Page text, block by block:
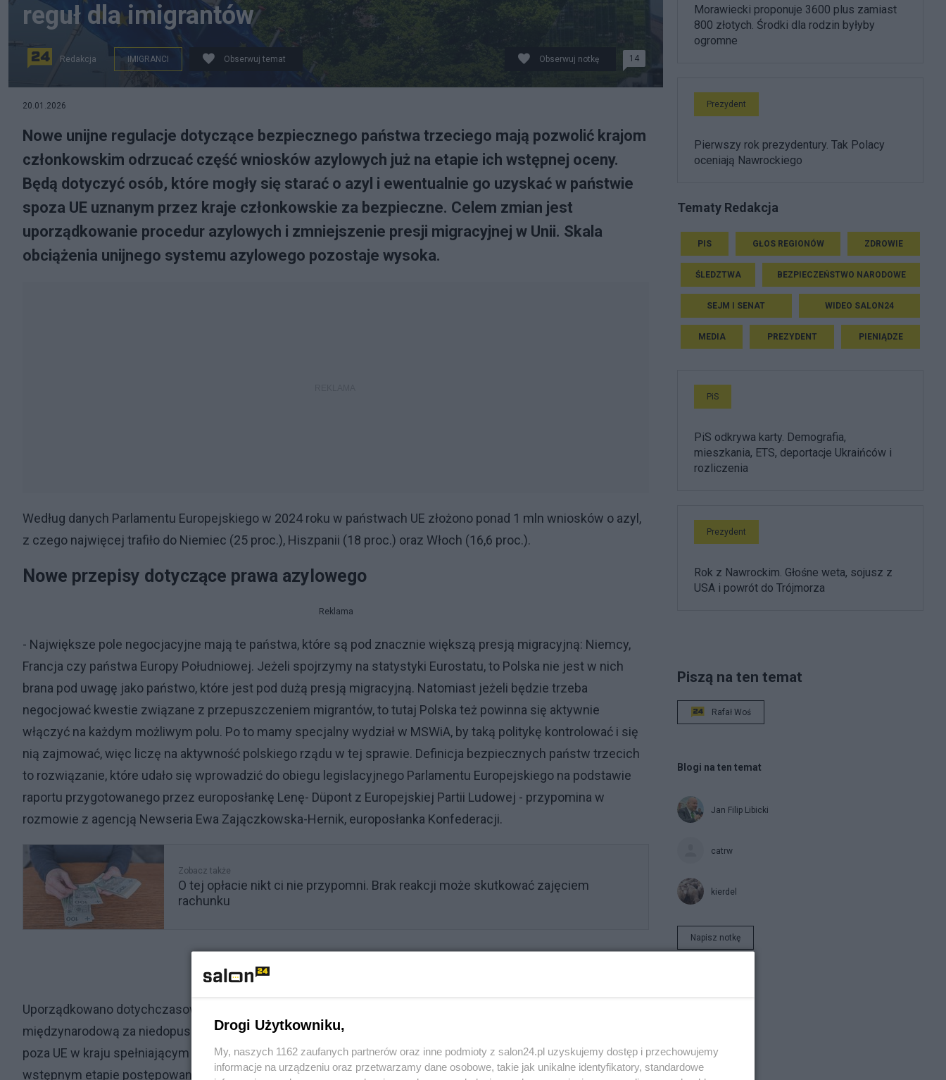
reguł dla imigrantów
Redakcja IMIGRANCI Obserwuj temat Obserwuj notkę 14
20.01.2026
Nowe unijne regulacje dotyczące bezpiecznego państwa trzeciego mają pozwolić krajom
członkowskim odrzucać część wniosków azylowych już na etapie ich wstępnej oceny.
Będą dotyczyć osób, które mogły się starać o azyl i ewentualnie go uzyskać w państwie
spoza UE uznanym przez kraje członkowskie za bezpieczne. Celem zmian jest
uporządkowanie procedur azylowych i zmniejszenie presji migracyjnej w Unii. Skala
obciążenia unijnego systemu azylowego pozostaje wysoka.
Według danych Parlamentu Europejskiego w 2024 roku w państwach UE złożono ponad 1 mln wniosków o azyl,
z czego najwięcej trafiło do Niemiec (25 proc.), Hiszpanii (18 proc.) oraz Włoch (16,6 proc.).
Nowe przepisy dotyczące prawa azylowego
Reklama
- Największe pole negocjacyjne mają te państwa, które są pod znacznie większą presją migracyjną: Niemcy,
Francja czy państwa Europy Południowej. Jeżeli spojrzymy na statystyki Eurostatu, to Polska nie jest w nich
brana pod uwagę jako państwo, które jest pod dużą presją migracyjną. Natomiast jeżeli będzie trzeba
negocjować kwestie związane z przepuszczeniem migrantów, to tutaj Polska też powinna się aktywnie
włączyć na każdym możliwym polu. Po to mamy specjalny wydział w MSWiA, by taką politykę kontrolować i się
nią zajmować, więc liczę na aktywność polskiego rządu w tej sprawie. Definicja bezpiecznych państw trzecich
to rozwiązanie, które udało się wprowadzić do obiegu legislacyjnego Parlamentu Europejskiego na podstawie
raportu przygotowanego przez europosłankę Lenę- Düpont z Europejskiej Partii Ludowej - przypomina w
rozmowie z agencją Newseria Ewa Zajączkowska-Hernik, europosłanka Konfederacji.
Zobacz także
O tej opłacie nikt ci nie przypomni. Brak reakcji może skutkować zajęciem
rachunku
Uporządkowano dotychczasowe przepisy i wzmacniają możliwość uznania wniosku o ochronę
międzynarodową za niedopuszczalny, jeżeli osoba ubiegająca się o azyl mogła uzyskać skuteczną ochronę
poza UE w kraju spełniającym kryteria bezpieczeństwa. Część wniosków będzie mogła być odrzucana już na
wstępnym etapie postępowania bez konieczności prowadzenia pełnej procedury azylowej na terytorium Unii.
Morawiecki proponuje 3600 plus zamiast
800 złotych. Środki dla rodzin byłyby
ogromne
Prezydent
Pierwszy rok prezydentury. Tak Polacy
oceniają Nawrockiego
Tematy Redakcja
PIS GŁOS REGIONÓW ZDROWIE
ŚLEDZTWA BEZPIECZEŃSTWO NARODOWE
SEJM I SENAT WIDEO SALON24
MEDIA PREZYDENT PIENIĄDZE
PiS
PiS odkrywa karty. Demografia,
mieszkania, ETS, deportacje Ukraińców i
rozliczenia
Prezydent
Rok z Nawrockim. Głośne weta, sojusz z
USA i powrót do Trójmorza
Piszą na ten temat
Rafał Woś
Blogi na ten temat
Jan Filip Libicki
catrw
kierdel
Napisz notkę
Drogi Użytkowniku,
My, naszych 1162 zaufanych partnerów oraz inne podmioty z salon24.pl uzyskujemy dostęp i przechowujemy
informacje na urządzeniu oraz przetwarzamy dane osobowe, takie jak unikalne identyfikatory, standardowe